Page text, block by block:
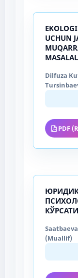
UCHUN
Dilfuza
PDF
(Muallif)